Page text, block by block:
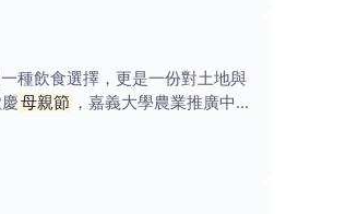
種飲食選擇，更是一份對土地與
母親節 ，嘉義大學農業推廣中心